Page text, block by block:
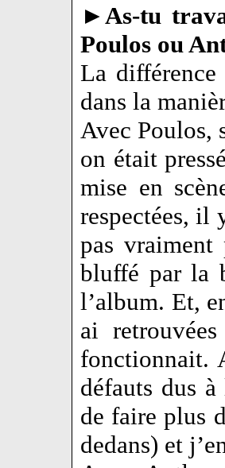
►As-tu
Poulos ou
La
dans la
Avec Poulos,
on était
mise en
respectées, il
pas vraiment
bluffé par la
l’album. Et,
ai
fonctionnait.
défauts dus
de faire plus
dedans) et